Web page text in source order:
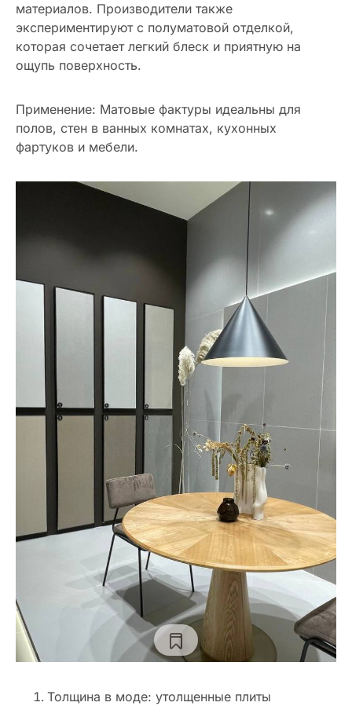
материалов. Производители также
экспериментируют с полуматовой отделкой,
которая сочетает легкий блеск и приятную на
ощупь поверхность.
Применение: Матовые фактуры идеальны для
полов, стен в ванных комнатах, кухонных
фартуков и мебели.
Толщина в моде: утолщенные плиты